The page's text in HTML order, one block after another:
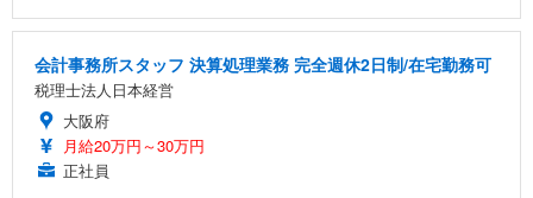
会計事務所スタッフ 決算処理業務 完全週休2日制/在宅勤務可
税理士法人日本経営
大阪府
月給20万円～30万円
正社員